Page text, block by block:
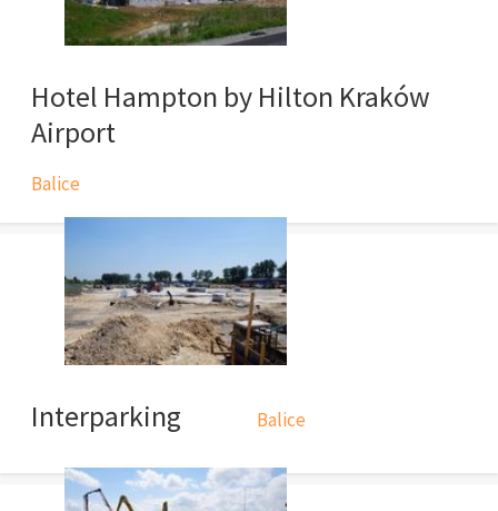
Hotel Hampton by Hilton Kraków
Airport
Balice
Interparking Balice